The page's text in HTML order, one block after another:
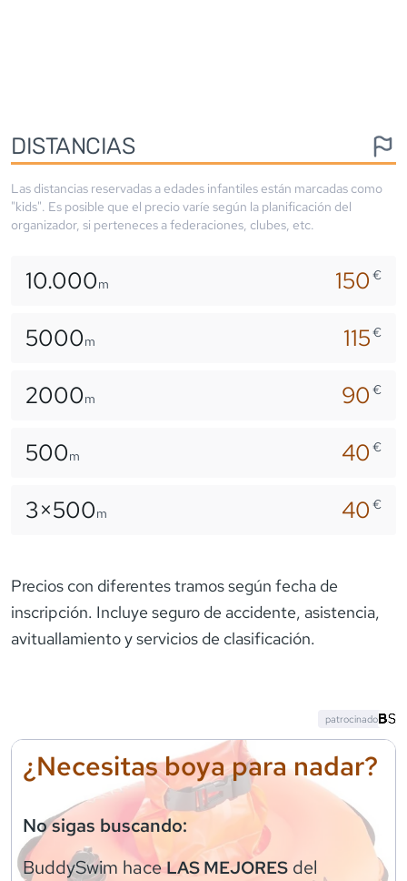
DISTANCIAS
Las distancias reservadas a edades infantiles están marcadas como
"kids". Es posible que el precio varíe según la planificación del
organizador, si perteneces a federaciones, clubes, etc.
10.000m 150€
5000m 115€
2000m 90€
500m 40€
3×500m 40€
Precios con diferentes tramos según fecha de
inscripción. Incluye seguro de accidente, asistencia,
avituallamiento y servicios de clasificación.
¿Necesitas boya para nadar?
No sigas buscando:
BuddySwim haceLAS MEJORES del
patrocinado